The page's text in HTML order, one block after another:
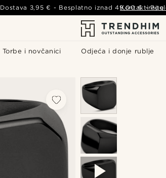
Torbe i novčanici Odjeća i donje rublje
Dostava 3,95 € - Besplatno iznad49,00 € -
Kontaktirajte